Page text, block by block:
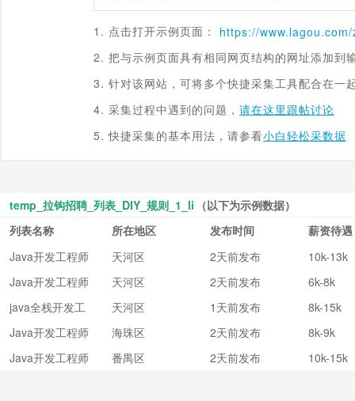
1. 点击打开示例页面： https://www.lagou.com/
2. 把与示例页面具有相同网页结构的网址添加到
3. 针对该网站，可将多个快捷采集工具配合在一
4. 采集过程中遇到的问题， 请在这里跟帖讨论
5. 快捷采集的基本用法，请参看小白轻松采数据
temp_拉钩招聘_列表_DIY_规则_1_li （以下为示例数据）
列表名称
所在地区 发布时间
薪资待遇
Java开发工程师
天河区 2天前发布
10k-13k
Java开发工程师
天河区 2天前发布
6k-8k
java全栈开发工
天河区 1天前发布
8k-15k
Java开发工程师
海珠区 2天前发布
8k-9k
Java开发工程师
番禺区 2天前发布 10k-15k